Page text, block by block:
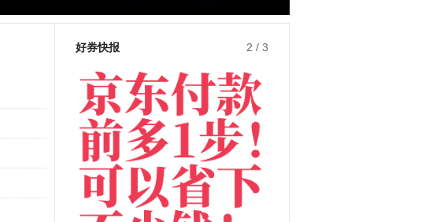
好券快报 3 / 3